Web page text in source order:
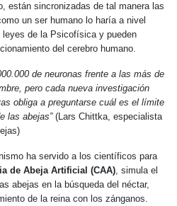
están sincronizadas de tal manera las
un ser humano lo haría a nivel
de la Psicofísica y pueden
del cerebro humano.
de neuronas frente a las más de
pero cada nueva investigación
obliga a preguntarse cuál es el límite
las abejas” (Lars Chittka, especialista
ha servido a los científicos para
de Abeja Artificial (CAA), simula el
abejas en la búsqueda del néctar,
de la reina con los zánganos.